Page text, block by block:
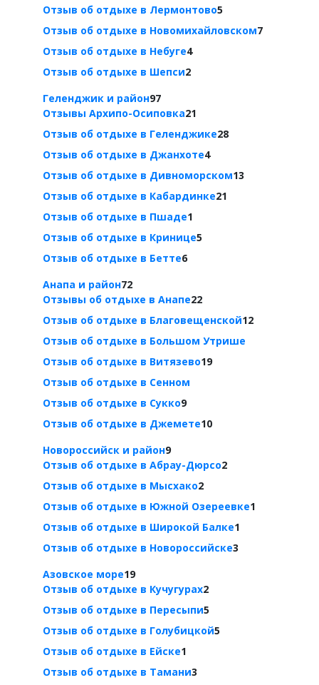
Отзыв об отдыхе в Лермонтово5
Отзыв об отдыхе в Новомихайловском7
Отзыв об отдыхе в Небуге4
Отзыв об отдыхе в Шепси2
Геленджик и район97
Отзывы Архипо-Осиповка21
Отзыв об отдыхе в Геленджике28
Отзыв об отдыхе в Джанхоте4
Отзыв об отдыхе в Дивноморском13
Отзыв об отдыхе в Кабардинке21
Отзыв об отдыхе в Пшаде1
Отзыв об отдыхе в Кринице5
Отзыв об отдыхе в Бетте6
Анапа и район72
Отзывы об отдыхе в Анапе22
Отзыв об отдыхе в Благовещенской12
Отзыв об отдыхе в Большом Утрише
Отзыв об отдыхе в Витязево19
Отзыв об отдыхе в Сенном
Отзыв об отдыхе в Сукко9
Отзыв об отдыхе в Джемете10
Новороссийск и район9
Отзыв об отдыхе в Абрау-Дюрсо2
Отзыв об отдыхе в Мысхако2
Отзыв об отдыхе в Южной Озереевке1
Отзыв об отдыхе в Широкой Балке1
Отзыв об отдыхе в Новороссийске3
Азовское море19
Отзыв об отдыхе в Кучугурах2
Отзыв об отдыхе в Пересыпи5
Отзыв об отдыхе в Голубицкой5
Отзыв об отдыхе в Ейске1
Отзыв об отдыхе в Тамани3